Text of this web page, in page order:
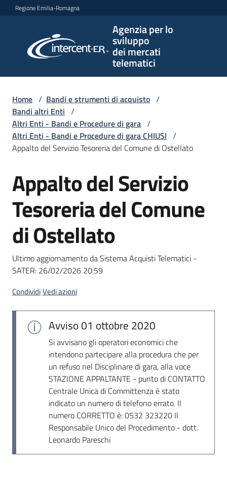
Vai al contenuto
Vai alla navigazione
Vai al footer
Regione Emilia-Romagna
Agenzia per lo
sviluppo
dei mercati
telematici
per lo
sviluppo
telematici
L'Agenzia
Bandi
strumenti
acquisto
Supporto
telematiche
Home / Bandi e strumenti di acquisto /
Bandi altri Enti /
Altri Enti - Bandi e Procedure di gara /
Altri Enti - Bandi e Procedure di gara CHIUSI /
Appalto del Servizio Tesoreria del Comune di Ostellato
Salta al contenuto
Appalto del Servizio
Tesoreria del Comune
di Ostellato
Ultimo aggiornamento da Sistema Acquisti Telematici -
SATER: 26/02/2026 20:59
CondividiVedi azioni
Avviso01 ottobre 2020
Si avvisano gli operatori economici che
intendono partecipare alla procedura che per
un refuso nel Disciplinare di gara, alla voce
STAZIONE APPALTANTE - punto di CONTATTO
Centrale Unica di Committenza è stato
indicato un numero di telefono errato. Il
numero CORRETTO è: 0532 323220 Il
Responsabile Unico del Procedimento - dott.
Leonardo Pareschi